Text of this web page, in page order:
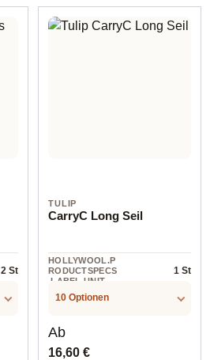
2 St
TULIP
CarryC Long Seil
HOLLYWOOL.P
RODUCTSPECS
.LABEL.UNIT
1 St
10 Optionen
Regulärer Preis:
Ab
16,60 €